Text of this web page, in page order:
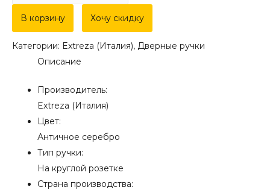
товара
Дверная
ручка
Extreza
"PETRA"
розетке
античное
серебро
В корзину Хочу скидку
Категории: Extreza (Италия), Дверные ручки
Описание
Производитель:
Extreza (Италия)
Цвет:
Античное серебро
Тип ручки:
На круглой розетке
Страна производства: